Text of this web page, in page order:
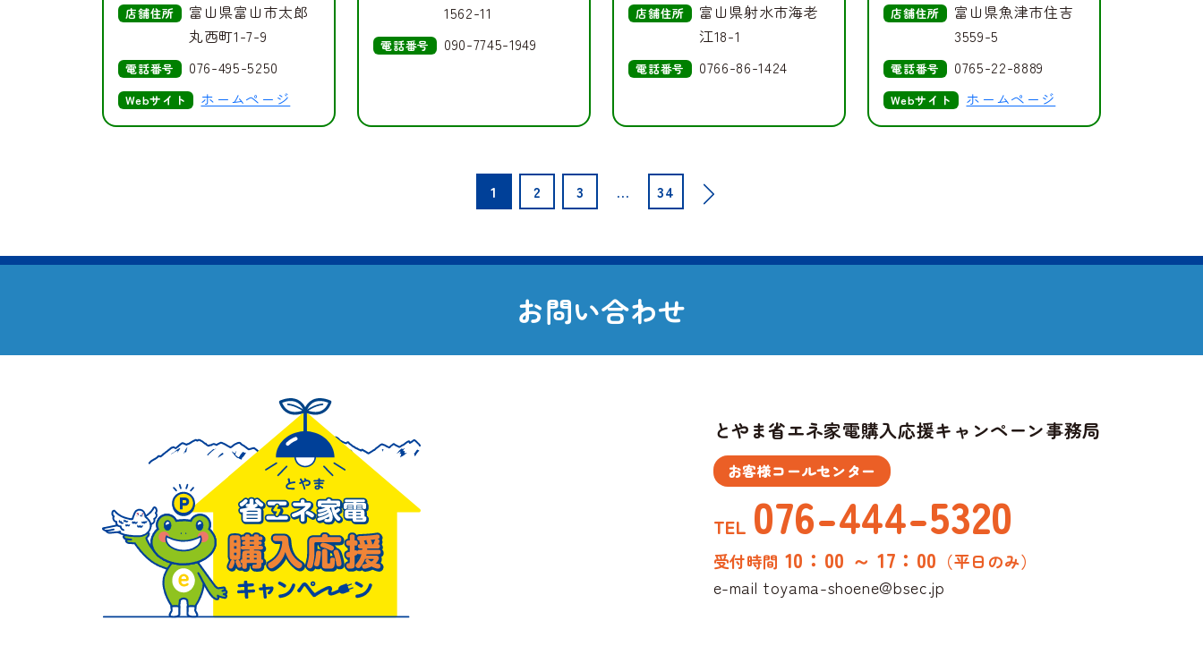
店舗住所
富山県富山市太郎
丸西町1-7-9
電話番号 076-495-5250
Webサイト ホームページ
1562-11
電話番号 090-7745-1949
店舗住所
富山県射水市海老
江18-1
電話番号 0766-86-1424
店舗住所
富山県魚津市住吉
3559-5
電話番号 0765-22-8889
Webサイト ホームページ
の
1 2 3 … 34
お問い合わせ
とやま省エネ家電購入応援キャンペーン事務局
お客様コールセンター
TEL 076-444-5320
受付時間 10：00 ～ 17：00 （平日のみ）
e-mail toyama-shoene@bsec.jp